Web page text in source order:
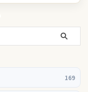
169